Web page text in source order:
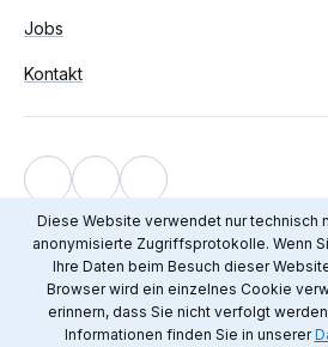
Diese Website verwendet nur technisch
anonymisierte Zugriffsprotokolle. Wenn
Ihre Daten beim Besuch dieser
Browser wird ein einzelnes Cookie
erinnern, dass Sie nicht verfolgt
Informationen finden Sie in unserer
Jobs
Kontakt
© 2012 - 2026 Mediendienst Integration
Impressum
Datenschutz